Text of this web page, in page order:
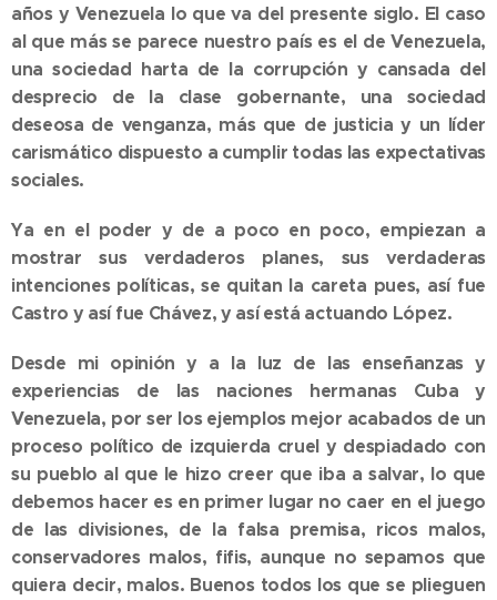
años y Venezuela lo que va del presente siglo. El caso
al que más se parece nuestro país es el de Venezuela,
una sociedad harta de la corrupción y cansada del
desprecio de la clase gobernante, una sociedad
deseosa de venganza, más que de justicia y un líder
carismático dispuesto a cumplir todas las expectativas
sociales.
Ya en el poder y de a poco en poco, empiezan a
mostrar sus verdaderos planes, sus verdaderas
intenciones políticas, se quitan la careta pues, así fue
Castro y así fue Chávez, y así está actuando López.
Desde mi opinión y a la luz de las enseñanzas y
experiencias de las naciones hermanas Cuba y
Venezuela, por ser los ejemplos mejor acabados de un
proceso político de izquierda cruel y despiadado con
su pueblo al que le hizo creer que iba a salvar, lo que
debemos hacer es en primer lugar no caer en el juego
de las divisiones, de la falsa premisa, ricos malos,
conservadores malos, fifis, aunque no sepamos que
quiera decir, malos. Buenos todos los que se plieguen